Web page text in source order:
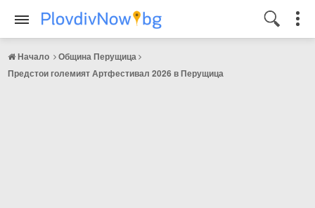
Начало
Община Перущица
Предстои големият Артфестивал 2026 в Перущица